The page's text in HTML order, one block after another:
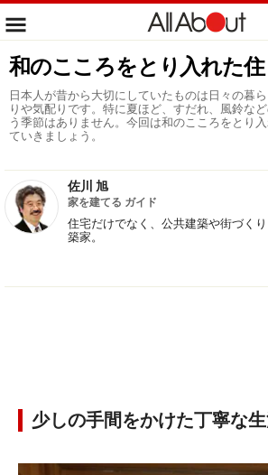
和のこころをとり入れた
日本人が昔から大切にしていたものは日々の暮
りや気配りです。特に夏ほど、すだれ、風鈴な
う季節はありません。今回は和のこころをとり
ていきましょう。
佐川 旭
家を建てる ガイド
住宅だけでなく、公共建築や街づく
築家。
少しの手間をかけた丁寧な